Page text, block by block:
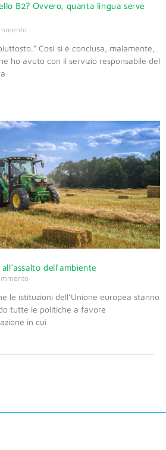
B2? Ovvero, quanta lingua serve
Così si è conclusa, malamente,
ho avuto con il servizio responsabile del
dell’ambiente
le istituzioni dell’Unione europea stanno
tutte le politiche a favore
in cui